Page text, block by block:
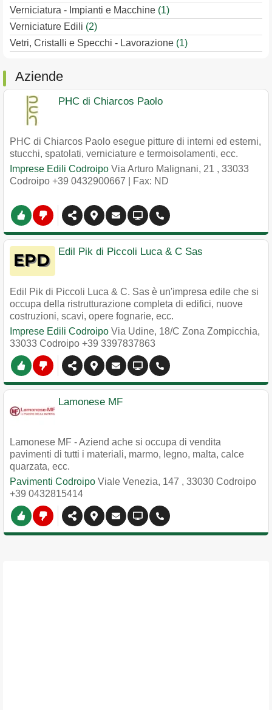
Verniciatura - Impianti e Macchine (1)
Verniciature Edili (2)
Vetri, Cristalli e Specchi - Lavorazione (1)
Aziende
PHC di Chiarcos Paolo
PHC di Chiarcos Paolo esegue pitture di interni ed esterni,
stucchi, spatolati, verniciature e termoisolamenti, ecc.
Imprese Edili Codroipo Via Arturo Malignani, 21 , 33033
Codroipo +39 0432900667 | Fax: ND
Edil Pik di Piccoli Luca & C Sas
Edil Pik di Piccoli Luca & C. Sas è un'impresa edile che si
occupa della ristrutturazione completa di edifici, nuove
costruzioni, scavi, opere fognarie, ecc.
Imprese Edili Codroipo Via Udine, 18/C Zona Zompicchia,
33033 Codroipo +39 3397837863
Lamonese MF
Lamonese MF - Aziend ache si occupa di vendita
pavimenti di tutti i materiali, marmo, legno, malta, calce
quarzata, ecc.
Pavimenti Codroipo Viale Venezia, 147 , 33030 Codroipo
+39 0432815414